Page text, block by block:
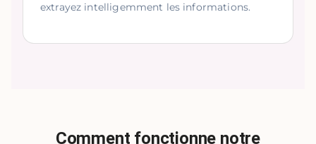
extrayez intelligemment les informations.
Comment fonctionne notre